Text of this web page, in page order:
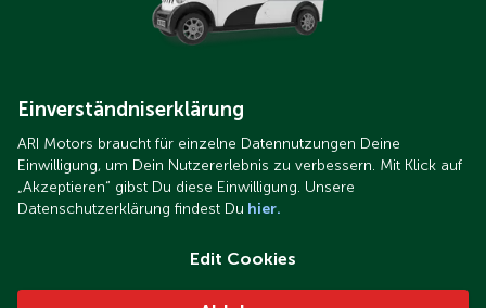
Einverständniserklärung
ARI Motors braucht für einzelne Datennutzungen Deine
Einwilligung, um Dein Nutzererlebnis zu verbessern. Mit Klick auf
„Akzeptieren“ gibst Du diese Einwilligung. Unsere
Datenschutzerklärung findest Du hier.
Edit Cookies